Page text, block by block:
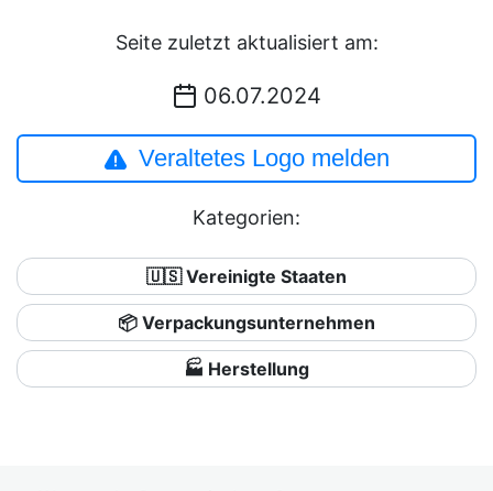
Seite zuletzt aktualisiert am:
06.07.2024
Veraltetes Logo melden
Kategorien:
🇺🇸 Vereinigte Staaten
📦 Verpackungsunternehmen
🏭 Herstellung